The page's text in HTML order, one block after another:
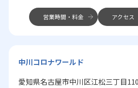
営業時間・料金 アクセス
中川コロナワールド
愛知県名古屋市中川区江松三丁目